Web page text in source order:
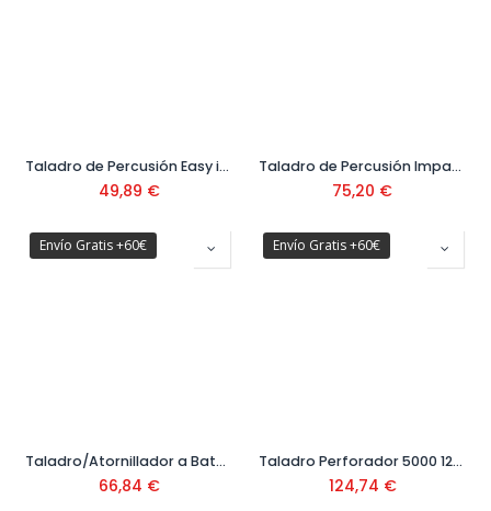
Taladro de Percusión Easy impact 550 Ref: 0603 130 000
49,89 €
Taladro de Percusión Impact 700 Ref: 0603 131 00F
75,20 €
Envío Gratis +60€
Taladro/Atornillador a Batería Easy Drill 12V Ref: 0603 9B3 001
66,84 €
Envío Gratis +60€
Taladro Perforador 5000 1223 Ref: 5000 1223
124,74 €